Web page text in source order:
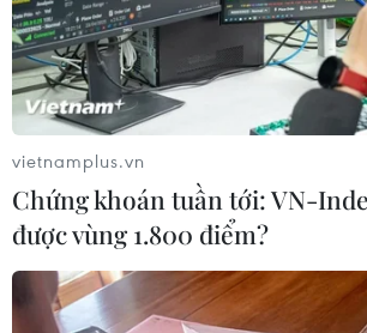
Chủ sân Azteca lỗ hơn 47 triệu USD
World Cup 2026
ASEAN Cup 2026 ngày 8/8: Xác định
đối thủ của đội tuyển Việt Nam ở
kết
vietnamplus.vn
Chứng khoán tuần tới: VN-
được vùng 1.800 điểm?